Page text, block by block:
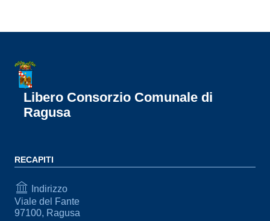
Libero Consorzio Comunale di
Ragusa
RECAPITI
Indirizzo
Viale del Fante
97100, Ragusa